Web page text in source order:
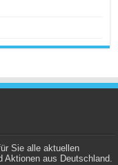
Sie alle aktuellen
Aktionen aus Deutschland.